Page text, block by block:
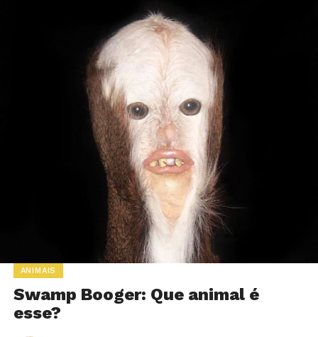
ANIMAIS
Swamp Booger: Que animal é
esse?